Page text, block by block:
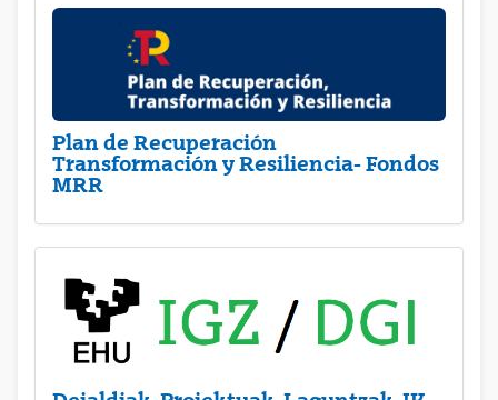
Plan de Recuperación
Transformación y Resiliencia- Fondos
MRR